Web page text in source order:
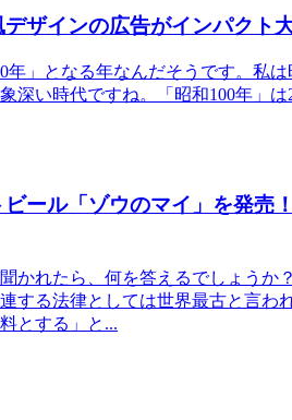
デザインの広告がインパクト
年」となる年なんだそうです。私
深い時代ですね。「昭和100年」
ール「ゾウのマイ」を発売
かれたら、何を答えるでしょう
する法律としては世界最古と言わ
とする」と...